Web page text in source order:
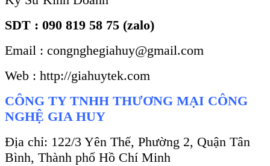
SDT : 090 819 58 75 (zalo)
Email : congnghegiahuy@gmail.com
Web : http://giahuytek.com
CÔNG TY TNHH THƯƠNG MẠI CÔNG
NGHỆ GIA HUY
Địa chỉ: 122/3 Yên Thế, Phường 2, Quận Tân
Bình, Thành phố Hồ Chí Minh